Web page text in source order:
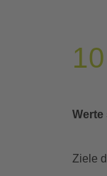
Werte
Ziele